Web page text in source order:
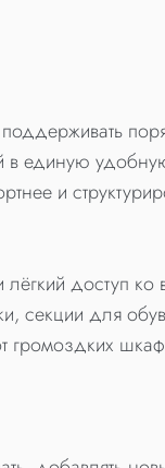
единую
и
доступ
секции для
громоздких